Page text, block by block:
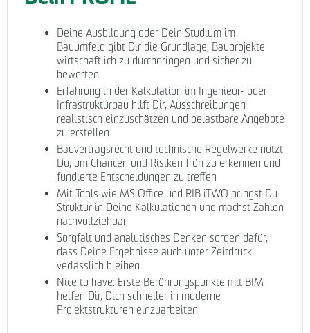
Deine Ausbildung oder Dein Studium im
Bauumfeld gibt Dir die Grundlage, Bauprojekte
wirtschaftlich zu durchdringen und sicher zu
bewerten
Erfahrung in der Kalkulation im Ingenieur- oder
Infrastrukturbau hilft Dir, Ausschreibungen
realistisch einzuschätzen und belastbare Angebote
zu erstellen
Bauvertragsrecht und technische Regelwerke nutzt
Du, um Chancen und Risiken früh zu erkennen und
fundierte Entscheidungen zu treffen
Mit Tools wie MS Office und RIB iTWO bringst Du
Struktur in Deine Kalkulationen und machst Zahlen
nachvollziehbar
Sorgfalt und analytisches Denken sorgen dafür,
dass Deine Ergebnisse auch unter Zeitdruck
verlässlich bleiben
Nice to have: Erste Berührungspunkte mit BIM
helfen Dir, Dich schneller in moderne
Projektstrukturen einzuarbeiten